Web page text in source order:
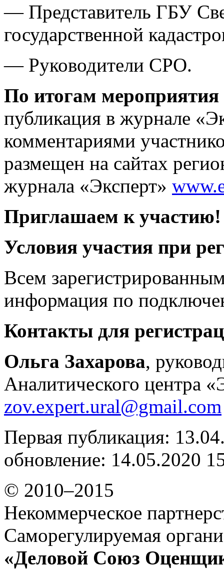
— Представитель ГБУ
государственной
— Руководители СРО.
По итогам мероприятия
публикация в журнале
комментариями
размещен на сайтах
журнала «Эксперт»
Приглашаем к участию!
Условия участия при
Всем
информация по
Контакты для
Ольга Захарова,
Аналитического центра
zov.expert.ural@gmail.com
Первая публикация:
обновление: 14.05.2020
© 2010–2015
Некоммерческое
Саморегулируемая
«Деловой Союз